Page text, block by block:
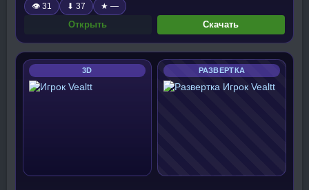
👁 31 ⬇ 37 ★ —
Открыть Скачать
3D РАЗВЕРТКА